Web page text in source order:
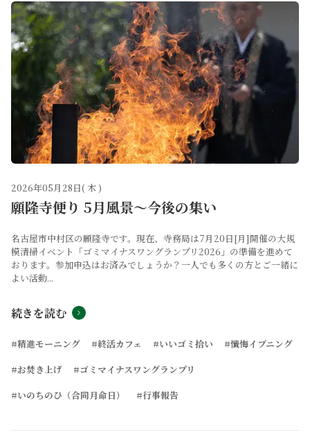
2026年05月28日( 木 )
願隆寺便り 5月風景～今後の集い
名古屋市中村区の願隆寺です。現在、寺務局は7月20日[月]開催の大規
模清掃イベント「ゴミマイナスワングランプリ2026」の準備を進めて
おります。参加申込はお済みでしょうか？一人でも多くの方とご一緒に
よい活動...
続きを読む
#精進モーニング #終活カフェ #いいゴミ拾い
#懺悔イブニング
#お焚き上げ
#ゴミマイナスワングランプリ
#いのちのひ（合同月命日）
#行事報告